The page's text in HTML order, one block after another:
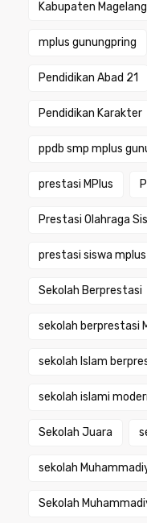
Kabupaten Magelang
mplus gunungpring
Pendidikan Abad 21
Pendidikan Karakter
ppdb smp mplus
prestasi MPlus
Prestasi Olahraga
prestasi siswa mplus
Sekolah Berprestasi
sekolah berprestasi
sekolah Islam
sekolah islami
Sekolah Juara
sekolah
Sekolah